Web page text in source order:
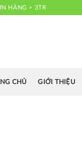
HÀNG > 3TR
CHỦ GIỚI THIỆU